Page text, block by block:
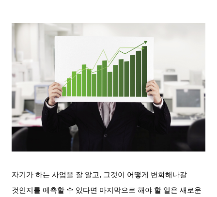
자기가 하는 사업을 잘 알고, 그것이 어떻게 변화해나갈
것인지를 예측할 수 있다면 마지막으로 해야 할 일은 새로운